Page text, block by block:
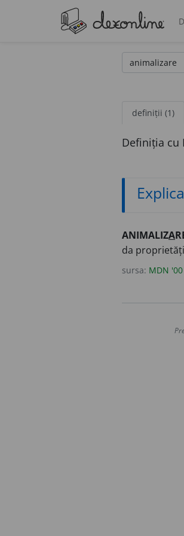
definiții (1)
Definiția cu
ANIMALIZA
da
sursa: MDN